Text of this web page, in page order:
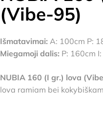
(Vibe-95)
Išmatavimai: A: 100cm P:
Miegamoji dalis: P: 160cm
NUBIA 160 (I gr.) lova
lova ramiam bei